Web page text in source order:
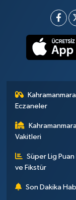
Eczaneler
Vakitleri
Süper Lig
ve Fikstür
Son Dakika